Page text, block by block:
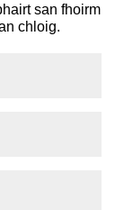
san fhoirm
chloig.